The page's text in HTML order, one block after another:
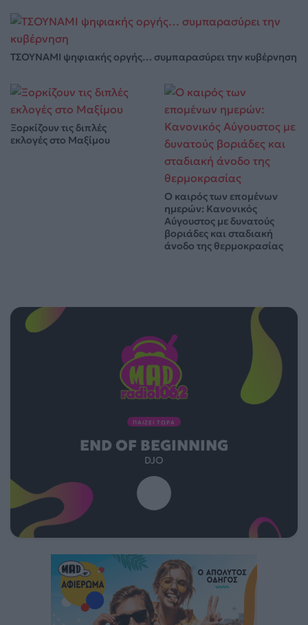
ΤΣΟΥΝΑΜΙ ψηφιακής οργής… συμπαρασύρει την κυβέρνηση
Ξορκίζουν τις διπλές
εκλογές στο Μαξίμου
Ο καιρός των επομένων
ημερών: Κανονικός
Αύγουστος με δυνατούς
βοριάδες και σταδιακή
άνοδο της θερμοκρασίας
ΠΑΙΖΕΙ ΤΩΡΑ
END OF BEGINNING
DJO